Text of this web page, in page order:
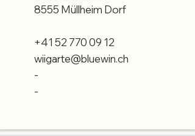
8555 Müllheim Dorf
+41 52 770 09 12
wiigarte@bluewin.ch
-
-